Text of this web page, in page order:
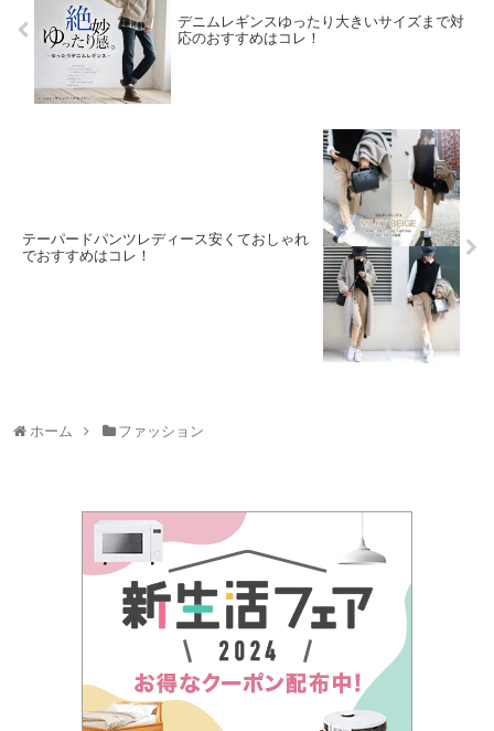
デニムレギンスゆったり大きいサイズまで対
応のおすすめはコレ！
テーパードパンツレディース安くておしゃれ
でおすすめはコレ！
ホーム ファッション